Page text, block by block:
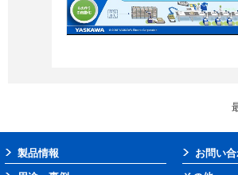
製品情報
お問い